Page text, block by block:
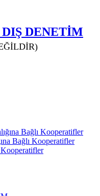
DENETİM
Bağlı Kooperatifler
Bağlı Kooperatifler
Kooperatifler